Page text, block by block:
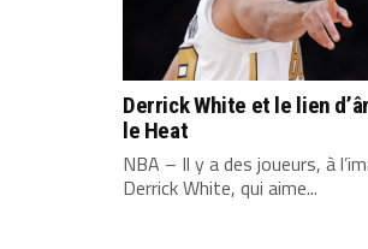
Derrick White et le lien
le Heat
NBA – Il y a des joueurs, à
Derrick White, qui aime...